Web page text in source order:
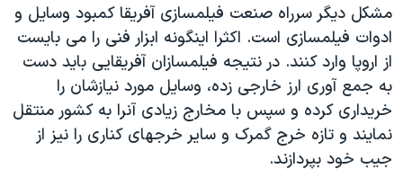
گالری عکس
آرشیو پخش زنده
اعتراضات زن، زندگی، آزادی
مجموعه مستندهای دادخواهی
تریبونال مردمی آبان ۹۸
دادگاه حمید نوری
چهل سال گروگان‌گیری
قانون شفافیت دارائی کادر رهبری ایران
مشکل ديگر سرراه صنعت فيلمسازی آفريقا کمبود وسايل و
ادوات فيلمسازی است. اکثرا اينگونه ابزار فنی را می بايست
از اروپا وارد کنند. در نتيجه فيلمسازان آفريقايی بايد دست
به جمع آوری ارز خارجی زده، وسايل مورد نيازشان را
خريداری کرده و سپس با مخارج زيادی آنرا به کشور منتقل
نمايند و تازه خرج گمرک و ساير خرجهای کناری را نيز از
جيب خود بپردازند.